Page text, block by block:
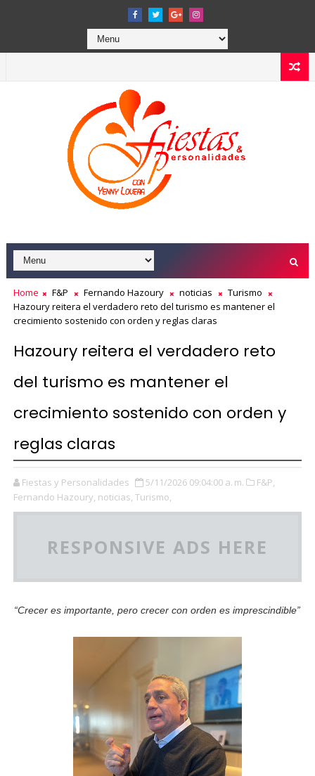
Home F&P Fernando Hazoury noticias
Turismo
Hazoury reitera el verdadero reto del turismo es mantener el
crecimiento sostenido con orden y reglas claras
Hazoury reitera el verdadero reto
del turismo es mantener el
crecimiento sostenido con orden y
reglas claras
Fiestas y Personalidades 5/11/2026 09:04:00 a. m.
F&P,
Fernando Hazoury, noticias, Turismo,
RESPONSIVE ADS HERE
“Crecer es importante, pero crecer con orden es imprescindible”